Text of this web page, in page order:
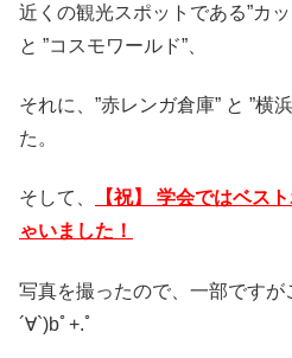
近くの観光スポットである”カ
と ”コスモワールド”、
それに、”赤レンガ倉庫” と ”横
た。
そして、 【祝】 学会ではベス
ゃいました！
写真を撮ったので、一部ですが
´∀`)bﾟ+.ﾟ